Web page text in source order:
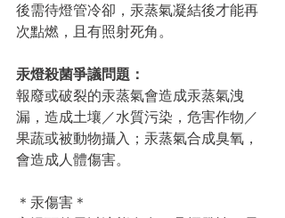
後需待燈管冷卻，汞蒸氣凝結後才能再
次點燃，且有照射死⾓。
汞燈殺菌爭議問題：
報廢或破裂的汞蒸氣會造成汞蒸氣洩
漏，造成⼟壤／⽔質污染，危害作物／
果蔬或被動物攝入；汞蒸氣合成臭氧，
會造成⼈體傷害。
＊汞傷害＊